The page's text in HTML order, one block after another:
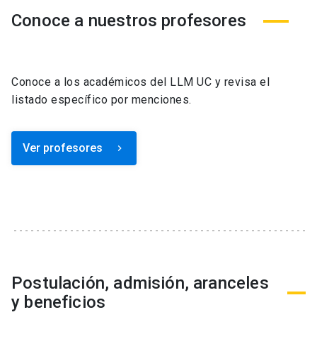
Conoce a nuestros profesores
Conoce a los académicos del LLM UC y revisa el
listado específico por menciones.
Ver profesores keyboard_arrow_right
Postulación, admisión, aranceles
y beneficios